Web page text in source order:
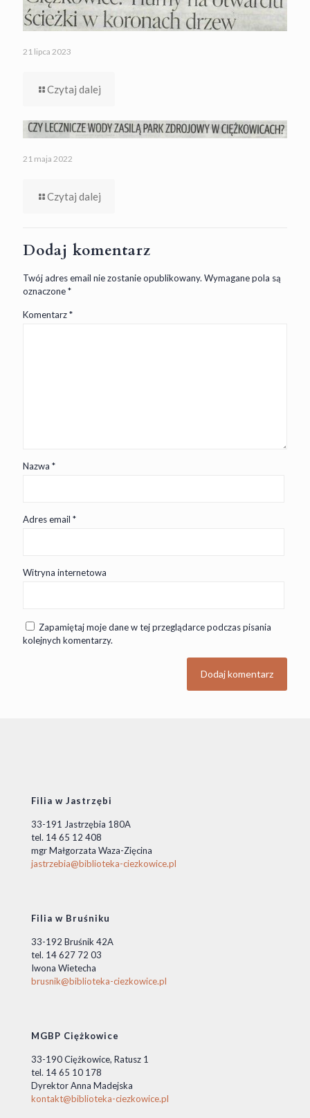
21 lipca 2023
Czytaj dalej
21 maja 2022
Czytaj dalej
Dodaj komentarz
Twój adres email nie zostanie opublikowany. Wymagane pola są
oznaczone*
Komentarz*
Nazwa *
Adres email *
Witryna internetowa
Zapamiętaj moje dane w tej przeglądarce podczas pisania
kolejnych komentarzy.
Filia w Jastrzębi
33-191 Jastrzębia 180A
tel. 14 65 12 408
mgr Małgorzata Waza-Zięcina
jastrzebia@biblioteka-ciezkowice.pl
Filia w Bruśniku
33-192 Bruśnik 42A
tel. 14 627 72 03
Iwona Wietecha
brusnik@biblioteka-ciezkowice.pl
MGBP Ciężkowice
33-190 Ciężkowice, Ratusz 1
tel. 14 65 10 178
Dyrektor Anna Madejska
kontakt@biblioteka-ciezkowice.pl